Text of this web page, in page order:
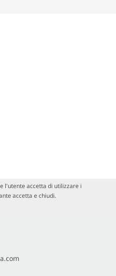
l'utente accetta di utilizzare i
accetta e chiudi.